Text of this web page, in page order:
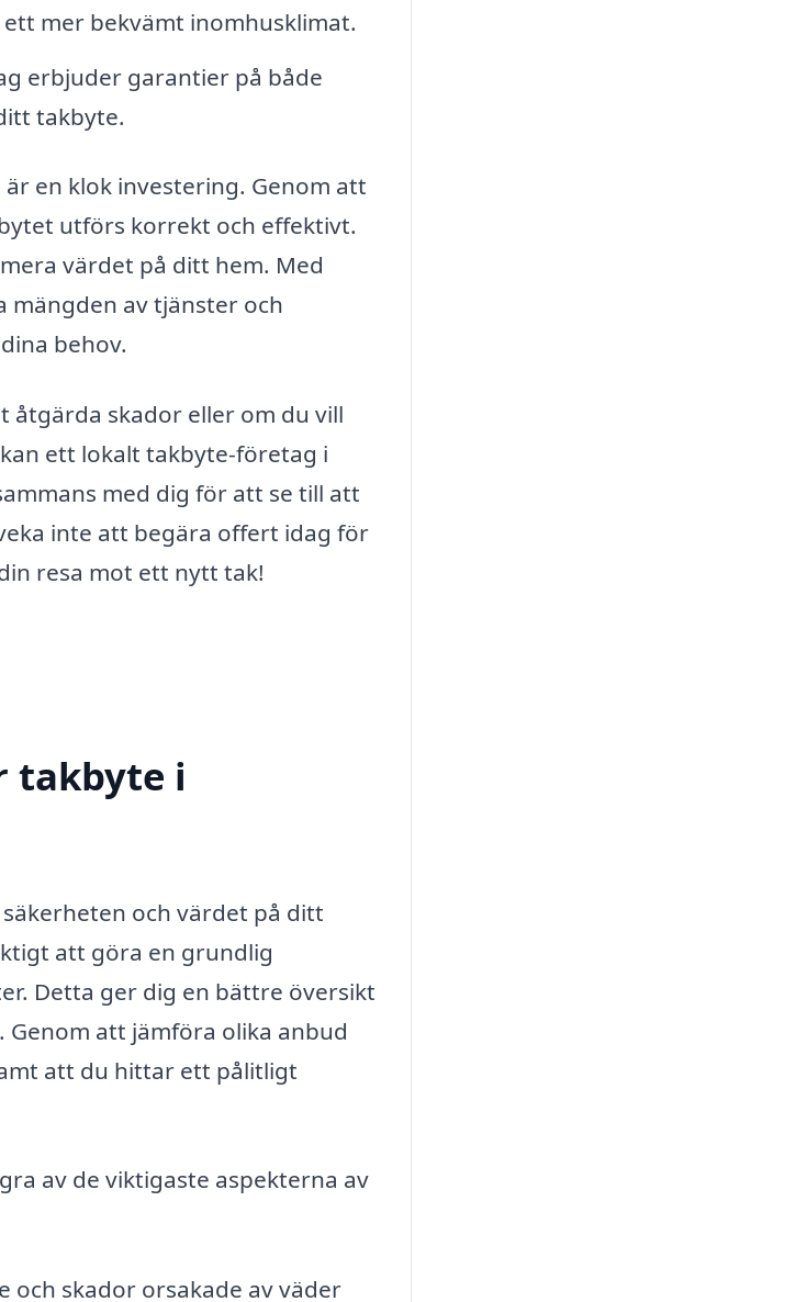
mer bekvämt inomhusklimat.
erbjuder garantier på både
takbyte.
en klok investering. Genom att
utförs korrekt och effektivt.
värdet på ditt hem. Med
mängden av tjänster och
behov.
skador eller om du vill
ett lokalt takbyte-företag i
med dig för att se till att
inte att begära offert idag för
resa mot ett nytt tak!
takbyte i
och värdet på ditt
att göra en grundlig
Detta ger dig en bättre översikt
att jämföra olika anbud
att du hittar ett pålitligt
av de viktigaste aspekterna av
och skador orsakade av väder